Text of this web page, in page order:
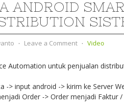
ANDROID
⋅ Leave a Comment ⋅ Video
Automation untuk penjualan
-> input android -> kirim ke Server
Order -> Order menjadi Faktur /